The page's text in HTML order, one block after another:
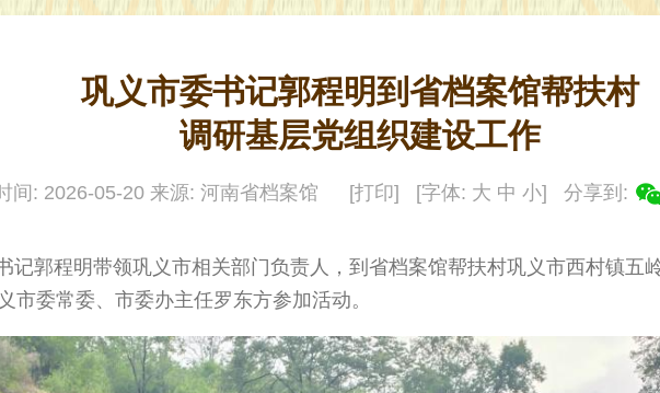
巩义市委书记郭程明到省档案馆帮扶村
调研基层党组织建设工作
间: 2026-05-20 来源: 河南省档案馆 [打印] [字体: 大 中 小] 分享到:
程明带领巩义市相关部门负责人，到省档案馆帮扶村巩义市西村镇五
市委常委、市委办主任罗东方参加活动。